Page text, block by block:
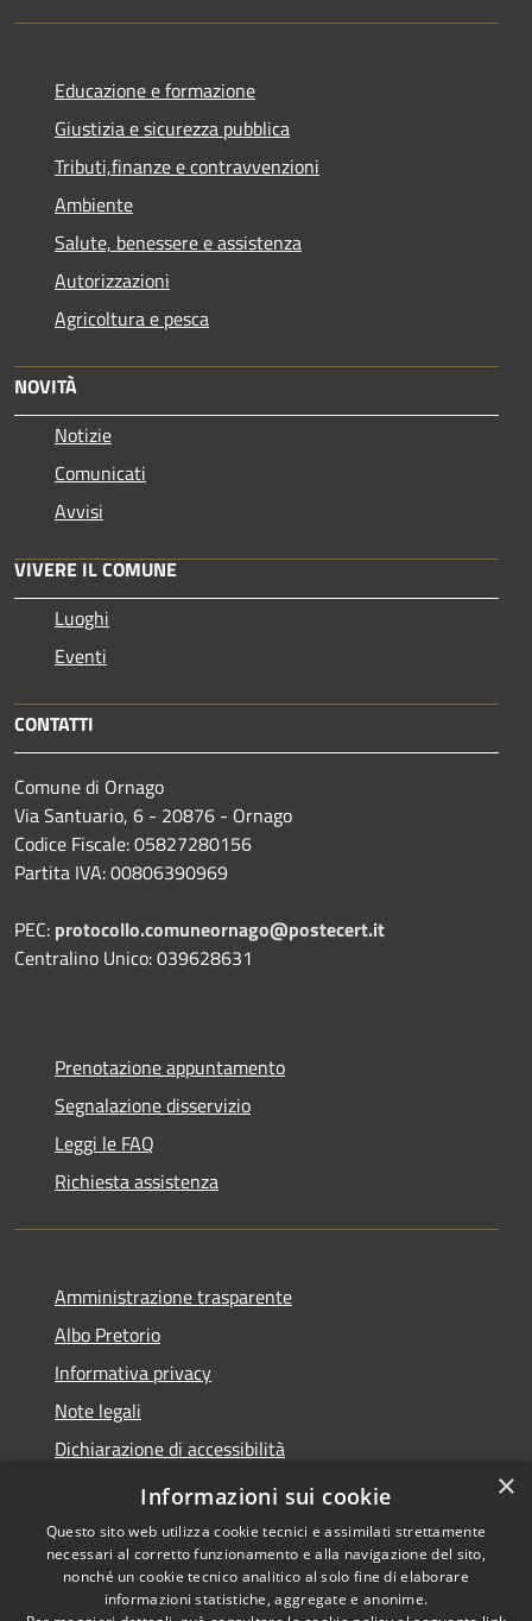
Educazione e formazione
Giustizia e sicurezza pubblica
Tributi,finanze e contravvenzioni
Ambiente
Salute, benessere e assistenza
Autorizzazioni
Agricoltura e pesca
NOVITÀ
Notizie
Comunicati
Avvisi
VIVERE IL COMUNE
Luoghi
Eventi
CONTATTI
Comune di Ornago
Via Santuario, 6 - 20876 - Ornago
Codice Fiscale: 05827280156
Partita IVA: 00806390969
PEC: protocollo.comuneornago@postecert.it
Centralino Unico: 039628631
Prenotazione appuntamento
Segnalazione disservizio
Leggi le FAQ
Richiesta assistenza
Amministrazione trasparente
Albo Pretorio
Informativa privacy
Note legali
Dichiarazione di accessibilità
Obiettivi di accessibilità
Copyright © 2026 • Comune di
×
Informazioni sui cookie
Questo sito web utilizza cookie tecnici e assimilati strettamente
necessari al corretto funzionamento e alla navigazione del sito,
nonché un cookie tecnico analitico al solo fine di elaborare
informazioni statistiche, aggregate e anonime.